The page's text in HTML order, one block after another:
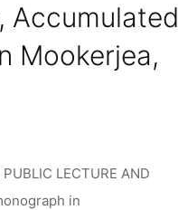
Accumulated
Mookerjea,
LECTURE AND
in